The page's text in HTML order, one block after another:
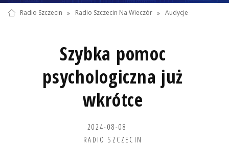
Radio Szczecin » Radio Szczecin Na Wieczór » Audycje
Szybka pomoc
psychologiczna już
wkrótce
2024-08-08
RADIO SZCZECIN